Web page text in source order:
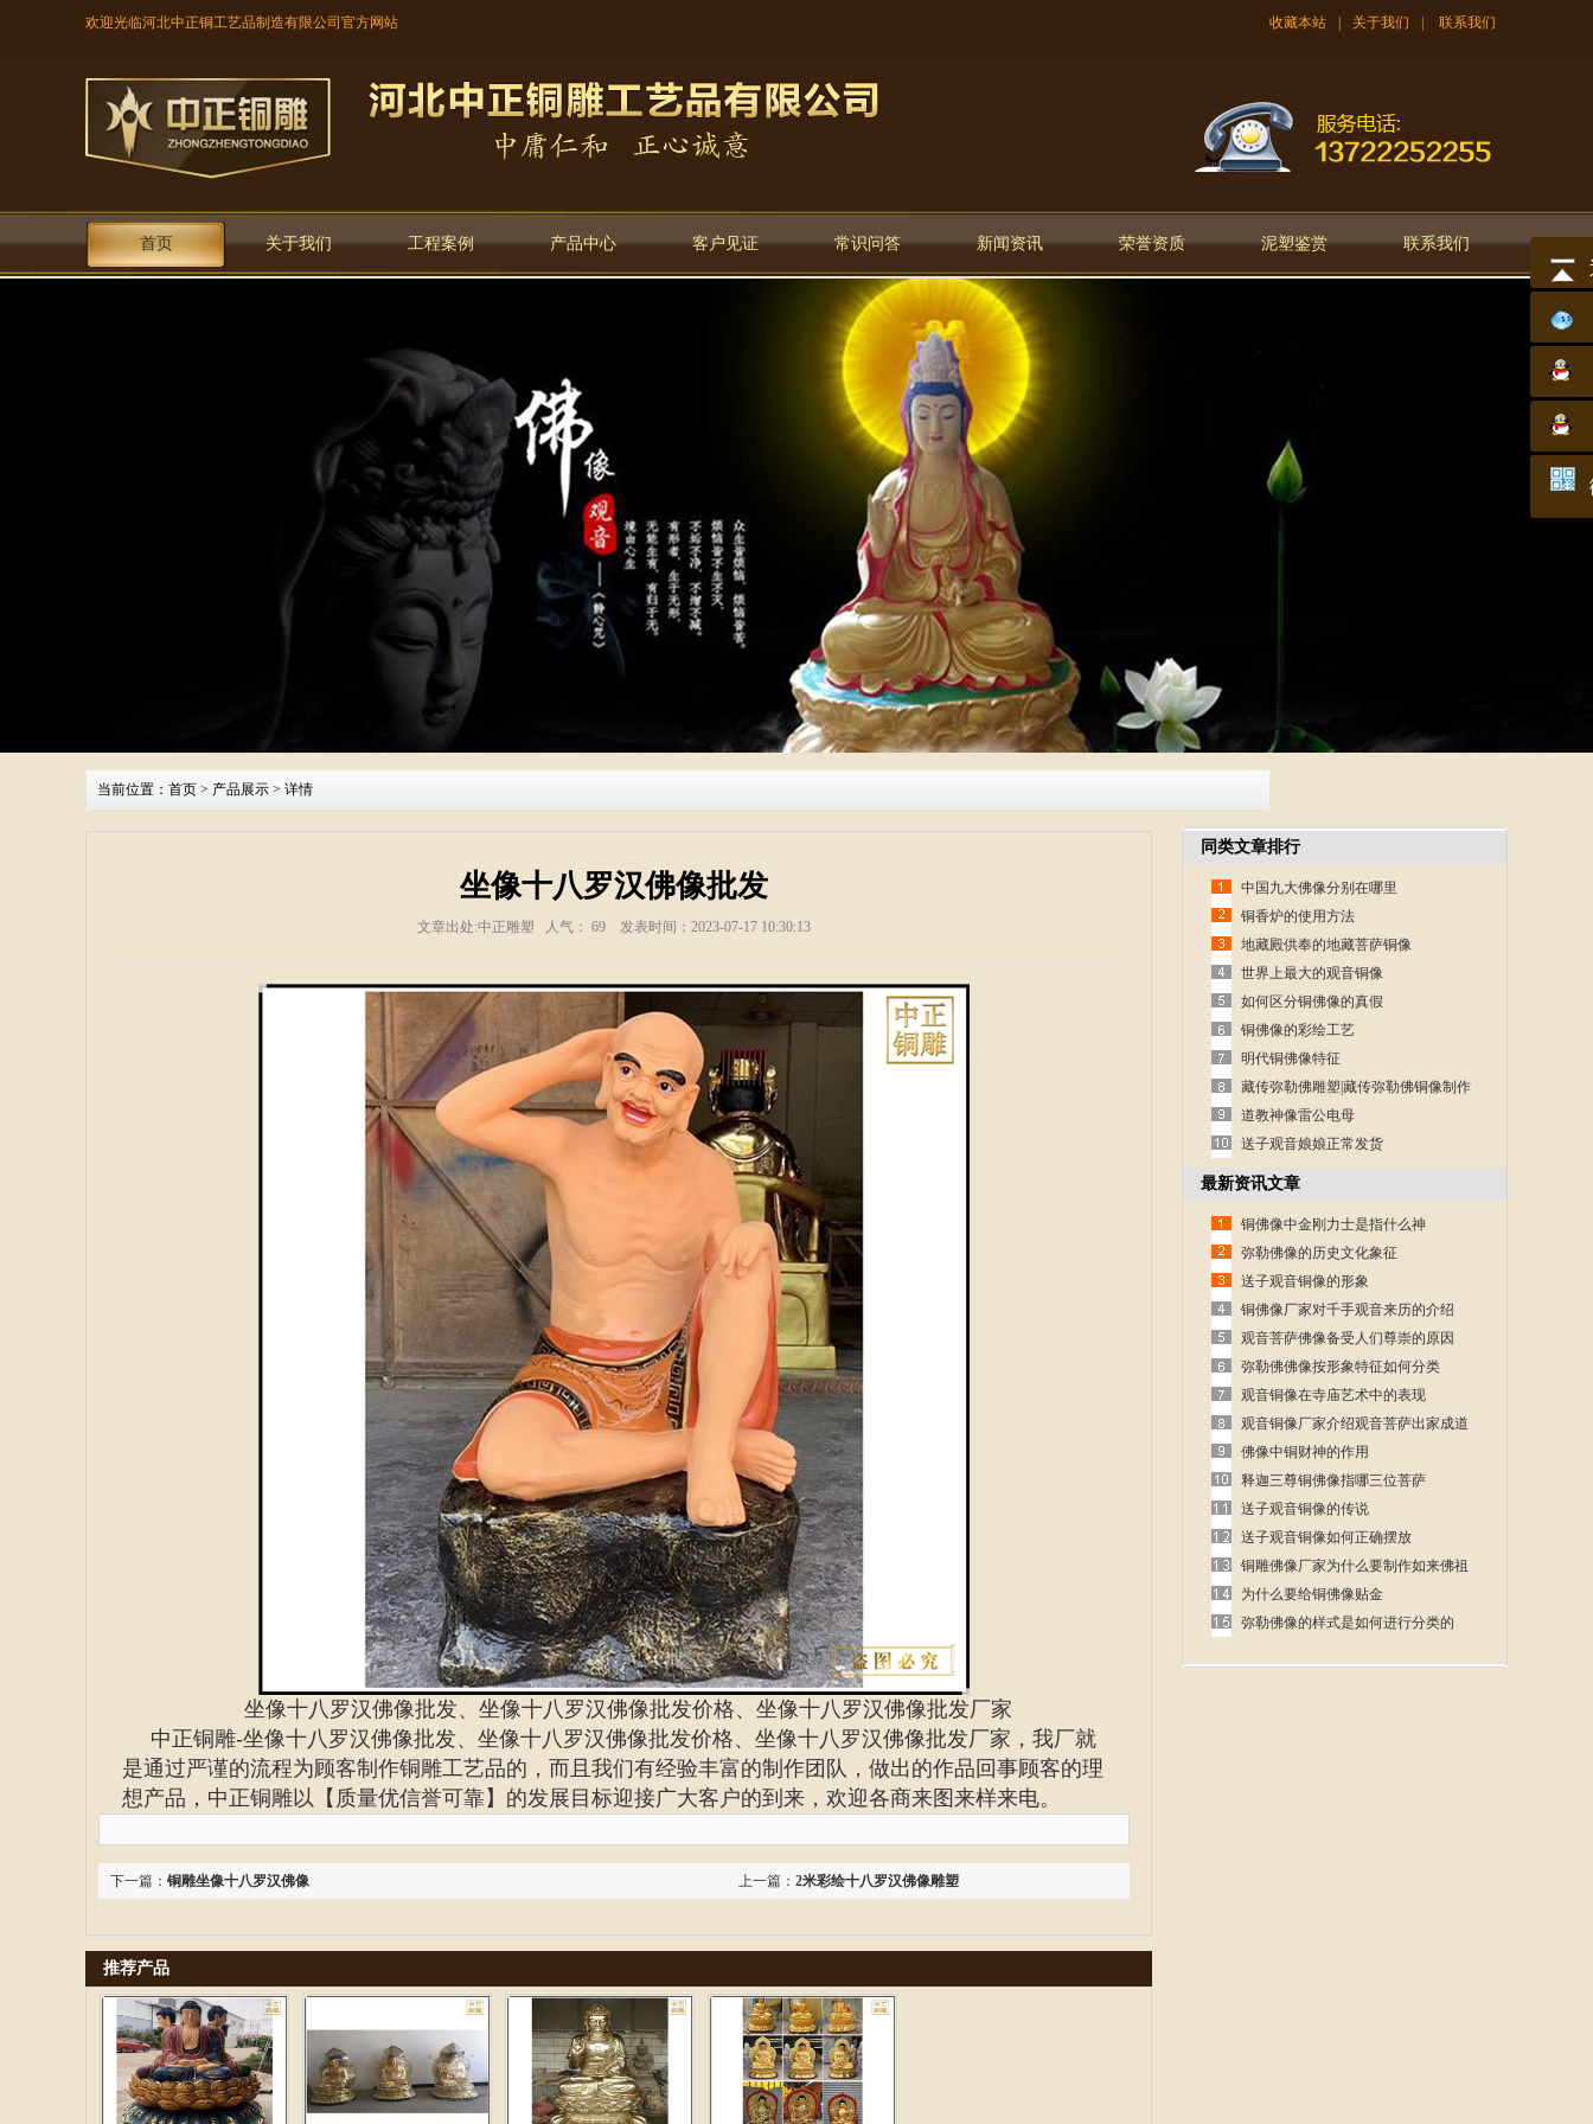
欢迎光临河北中正铜工艺品制造有限公司官方网站 收藏本站 关于我们 联系我们
首页 关于我们 工程案例 产品中心 客户见证 常识问答 新闻资讯 荣誉资质 泥塑鉴赏 联系我们
当前位置： 首页 > 产品展示 > 详情
坐像十八罗汉佛像批发
文章出处:中正雕塑 人气： 69 发表时间：2023-07-17 10:30:13
坐像十八罗汉佛像批发、坐像十八罗汉佛像批发价格、坐像十八罗汉佛像批发厂家
中正铜雕-坐像十八罗汉佛像批发、 坐像十八罗汉佛像批发价格、 坐像十八罗汉佛像批发厂家 ，我厂就
是通过严谨的流程为顾客制作铜雕工艺品的，而且我们有经验丰富的制作团队，做出的作品回事顾客的理
想产品，中正铜雕以【质量优信誉可靠】的发展目标迎接广大客户的到来，欢迎各商来图来样来电。
上一篇： 2米彩绘十八罗汉佛像雕塑
下一篇： 铜雕坐像十八罗汉佛像
推荐产品
同类文章排行
中国九大佛像分别在哪里
铜香炉的使用方法
地藏殿供奉的地藏菩萨铜像
世界上最大的观音铜像
如何区分铜佛像的真假
铜佛像的彩绘工艺
明代铜佛像特征
藏传弥勒佛雕塑|藏传弥勒佛铜像制作
道教神像雷公电母
送子观音娘娘正常发货
最新资讯文章
铜佛像中金刚力士是指什么神
弥勒佛像的历史文化象征
送子观音铜像的形象
铜佛像厂家对千手观音来历的介绍
观音菩萨佛像备受人们尊崇的原因
弥勒佛佛像按形象特征如何分类
观音铜像在寺庙艺术中的表现
观音铜像厂家介绍观音菩萨出家成道
的故事
佛像中铜财神的作用
释迦三尊铜佛像指哪三位菩萨
送子观音铜像的传说
送子观音铜像如何正确摆放
铜雕佛像厂家为什么要制作如来佛祖
呢
为什么要给铜佛像贴金
弥勒佛像的样式是如何进行分类的